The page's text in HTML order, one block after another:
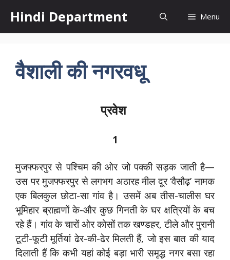
content
Hindi Department Menu
वैशाली की नगरवधू
प्रवेश
1
मुजफ्फरपुर से पश्चिम की ओर जो पक्की सड़क जाती है—
उस पर मुजफ्फरपुर से लगभग अठारह मील दूर ‘वैसौढ़’ नामक
एक बिलकुल छोटा-सा गांव है। उसमें अब तीस-चालीस घर
भूमिहार ब्राह्मणों के-और कुछ गिनती के घर क्षत्रियों के बच
रहे हैं। गांव के चारों ओर कोसों तक खण्डहर, टीले और पुरानी
टूटी-फूटी मूर्तियां ढेर-की-ढेर मिलती हैं, जो इस बात की याद
दिलाती हैं कि कभी यहां कोई बड़ा भारी समृद्ध नगर बसा रहा